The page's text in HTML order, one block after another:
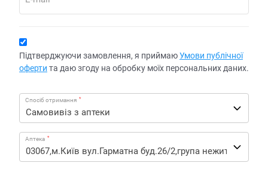
Підтверджуючи замовлення, я приймаюУмови публічної
оферти та даю згоду на обробку моїх персональних даних.
Спосіб отримання *
Аптека *